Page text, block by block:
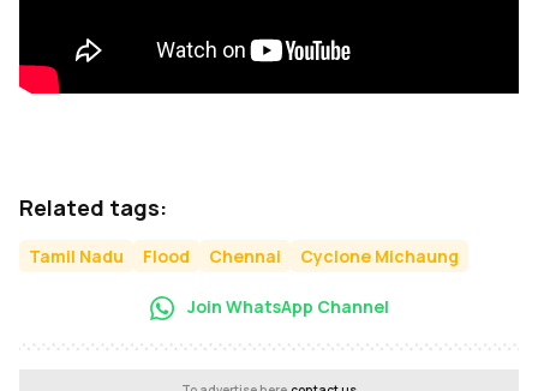
Related tags:
Tamil Nadu Flood Chennai Cyclone Michaung
Join WhatsApp Channel